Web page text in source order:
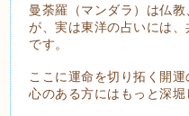
曼荼羅（マンダラ）は仏
が、実は東洋の占いには
です。
ここに運命を切り拓く開
心のある方にはもっと深堀